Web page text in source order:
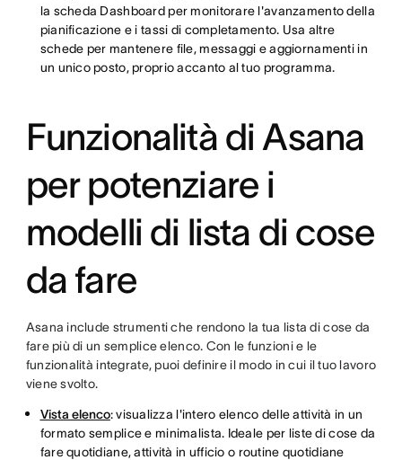
la scheda Dashboard per monitorare l'avanzamento della
pianificazione e i tassi di completamento. Usa altre
schede per mantenere file, messaggi e aggiornamenti in
un unico posto, proprio accanto al tuo programma.
Funzionalità di Asana
per potenziare i
modelli di lista di cose
da fare
Asana include strumenti che rendono la tua lista di cose da
fare più di un semplice elenco. Con le funzioni e le
funzionalità integrate, puoi definire il modo in cui il tuo lavoro
viene svolto.
Vista elenco: visualizza l'intero elenco delle attività in un
formato semplice e minimalista. Ideale per liste di cose da
fare quotidiane, attività in ufficio o routine quotidiane